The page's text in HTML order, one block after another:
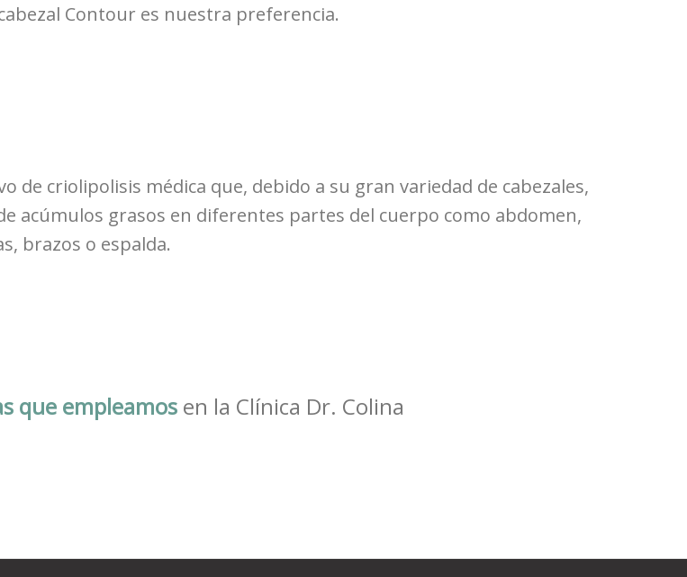
Contour es nuestra preferencia.
de criolipolisis médica que, debido a su gran variedad de cabezales,
acúmulos grasos en diferentes partes del cuerpo como abdomen,
brazos o espalda.
que empleamos en la Clínica Dr. Colina